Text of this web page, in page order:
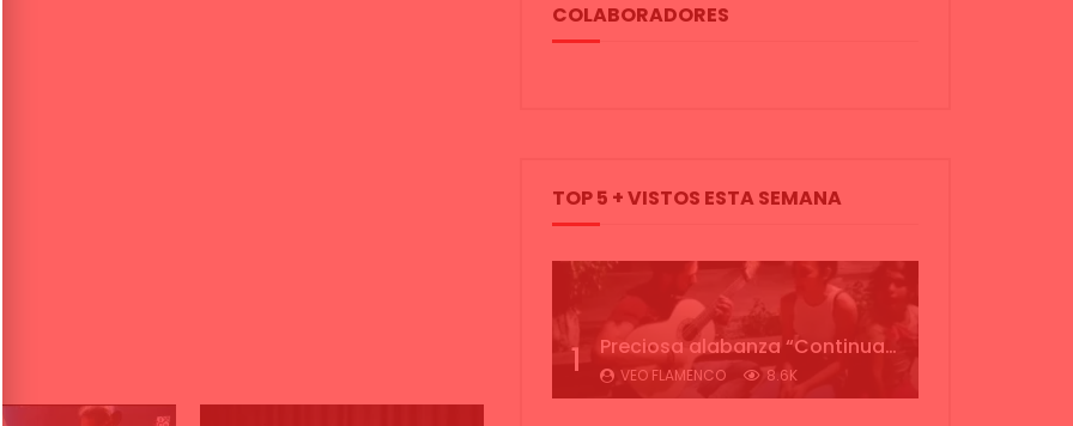
COLABORADORES
TOP 5 + VISTOS ESTA SEMANA
1 Preciosa alabanza “Continua” cantada por ALBA CORTES acompañada de IVAN a la guitarra | VEOFLAMENCO
VEO FLAMENCO 8.6K